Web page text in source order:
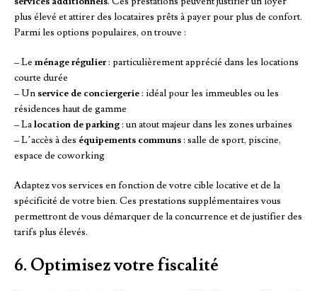
plus élevé et attirer des locataires prêts à payer pour plus de confort.
Parmi les options populaires, on trouve :
– Le ménage régulier: particulièrement apprécié dans les locations
courte durée
– Un service de conciergerie: idéal pour les immeubles ou les
résidences haut de gamme
– Lalocation de parking: un atout majeur dans les zones urbaines
– L’accès à des équipements communs: salle de sport, piscine,
espace de coworking
Adaptez vos services en fonction de votre cible locative et de la
spécificité de votre bien. Ces prestations supplémentaires vous
permettront de vous démarquer de la concurrence et de justifier des
tarifs plus élevés.
6. Optimisez votre fiscalité